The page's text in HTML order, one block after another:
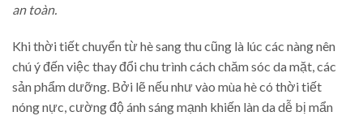
an toàn.
Khi thời tiết chuyển từ hè sang thu cũng là lúc các nàng nên
chú ý đến việc thay đổi chu trình cách chăm sóc da mặt, các
sản phẩm dưỡng. Bởi lẽ nếu như vào mùa hè có thời tiết
nóng nực, cường độ ánh sáng mạnh khiến làn da dễ bị mẩn